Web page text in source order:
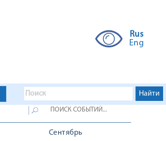
Rus
Eng
Сентябрь